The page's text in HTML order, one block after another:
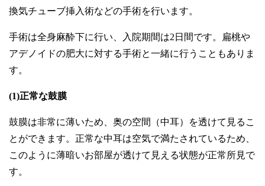
換気チューブ挿入術などの手術を行います。
手術は全身麻酔下に行い、入院期間は2日間です。扁桃や
アデノイドの肥大に対する手術と一緒に行うこともありま
す。
(1)正常な鼓膜
鼓膜は非常に薄いため、奥の空間（中耳）を透けて見るこ
とができます。正常な中耳は空気で満たされているため、
このように薄暗いお部屋が透けて見える状態が正常所見で
す。